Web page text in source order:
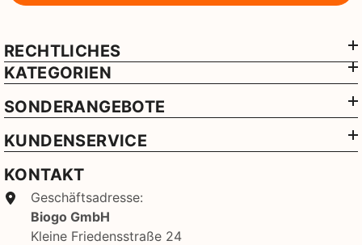
RECHTLICHES
KATEGORIEN
SONDERANGEBOTE
KUNDENSERVICE
KONTAKT
Geschäftsadresse:
Biogo GmbH
Kleine Friedensstraße 24